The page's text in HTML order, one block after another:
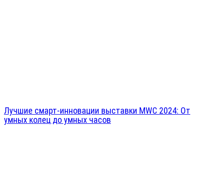
Лучшие смарт-инновации выставки MWC 2024: От
умных колец до умных часов